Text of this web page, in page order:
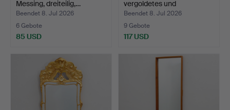
Messing, dreiteilig,…
Beendet 8. Jul 2026
6 Gebote
85 USD
vergoldetes und
patiniertes…
Beendet 8. Jul 2026
9 Gebote
117 USD